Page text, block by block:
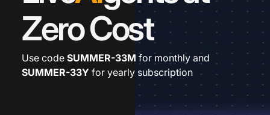
Zero Cost
Use code SUMMER-33M for monthly and
SUMMER-33Y for yearly subscription